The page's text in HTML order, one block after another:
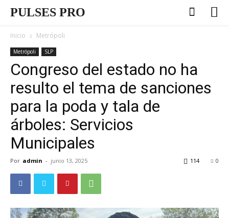
PULSES PRO
Inicio Metrópoli
Metrópoli SLP
Congreso del estado no ha
resulto el tema de sanciones
para la poda y tala de
árboles: Servicios
Municipales
Por admin - junio 13, 2025 0
114